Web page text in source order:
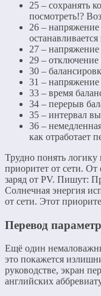
25 – сохранять
посмотреть!?
26 –
27 –
29 –
30 –
31 –
33 – время
34 – перерыв
35 – интервал
36 –
как отработает
Трудно понять логику
приоритет от сети. От
заряд от PV. Пишут:
Солнечная энергия
от сети. Этот
Перевод
Ещё один
это покажется
руководстве, экран
английских